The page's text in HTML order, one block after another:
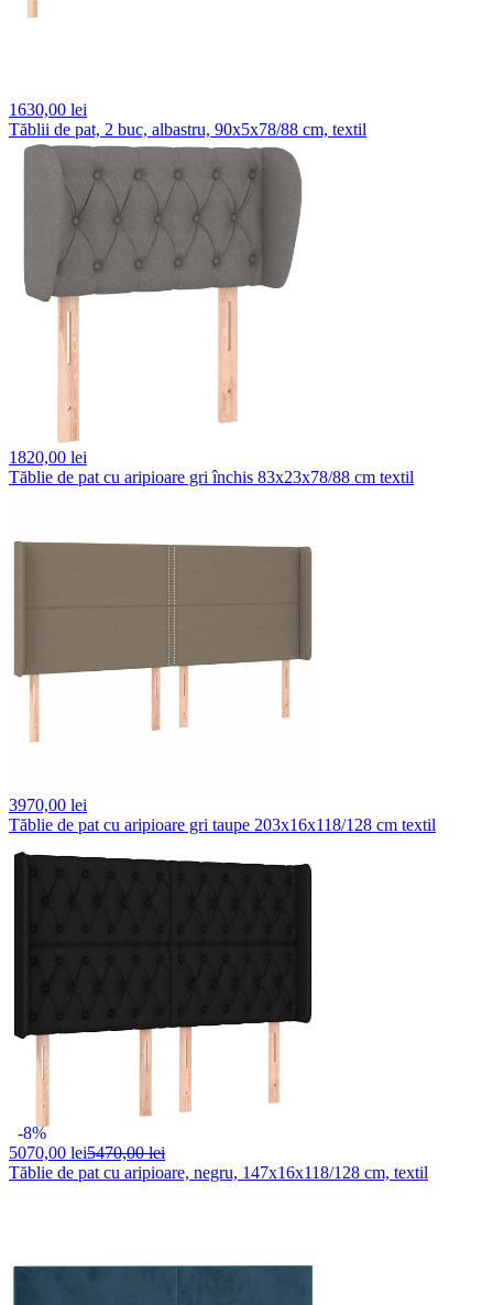
1630,00 lei
Tăblii de pat, 2 buc, albastru, 90x5x78/88 cm, textil
1820,00 lei
Tăblie de pat cu aripioare gri închis 83x23x78/88 cm textil
3970,00 lei
Tăblie de pat cu aripioare gri taupe 203x16x118/128 cm textil
-8%
5070,00 lei5470,00 lei
Tăblie de pat cu aripioare, negru, 147x16x118/128 cm, textil